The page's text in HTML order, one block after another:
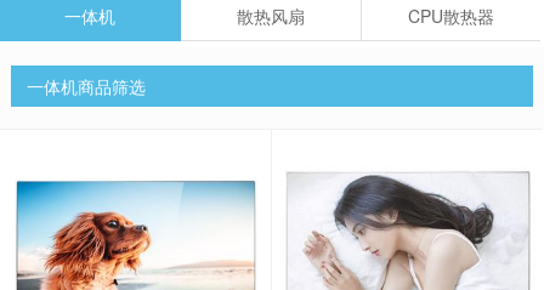
一体机 散热风扇 CPU散热器
一体机商品筛选